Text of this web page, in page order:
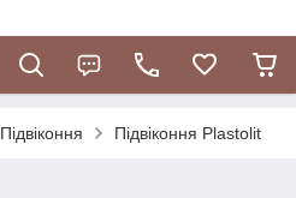
Підвіконня Підвіконня Plastolit